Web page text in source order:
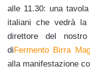
alle 11.30: una
italiani che vedrà la
direttore del
diFermento Birra
alla manifestazione